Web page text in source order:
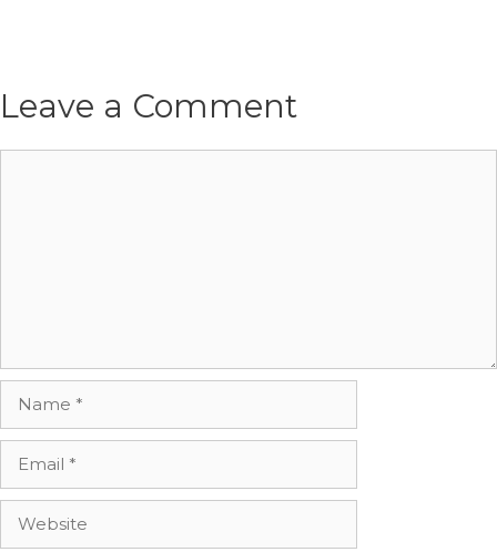
Leave a Comment